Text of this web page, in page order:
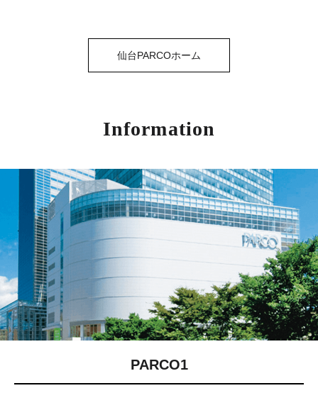
仙台PARCOホーム
Information
PARCO1